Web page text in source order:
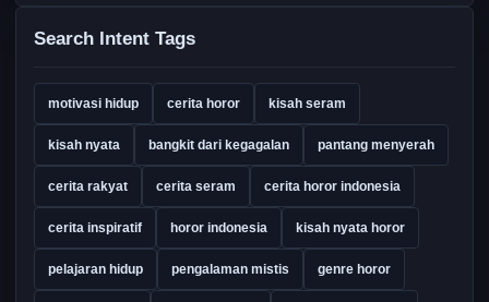
Search Intent Tags
motivasi hidup cerita horor kisah seram
kisah nyata bangkit dari kegagalan pantang menyerah
cerita rakyat cerita seram cerita horor indonesia
cerita inspiratif horor indonesia kisah nyata horor
pelajaran hidup pengalaman mistis genre horor